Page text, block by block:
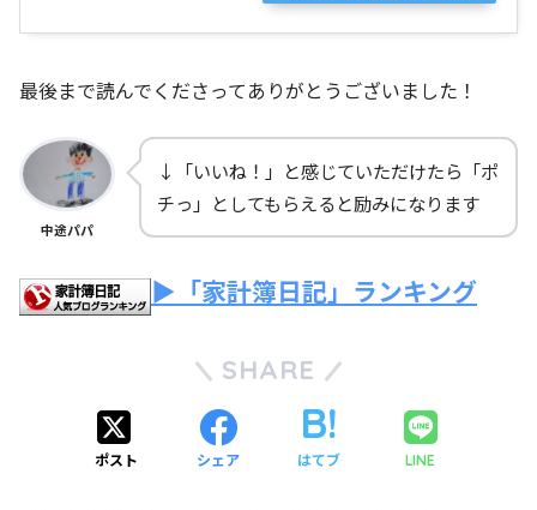
最後まで読んでくださってありがとうございました！
中途パパ
↓「いいね！」と感じていただけたら「ポ
チっ」としてもらえると励みになります
▶「家計簿日記」ランキング
SHARE
ポスト シェア はてブ LINE